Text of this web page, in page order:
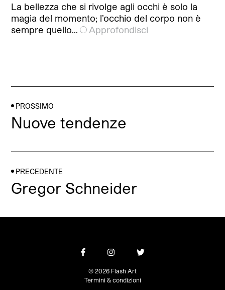
La bellezza che si rivolge agli occhi è solo la
magia del momento; l’occhio del corpo non è
sempre quello…
Approfondisci
PROSSIMO
Nuove tendenze
PRECEDENTE
Gregor Schneider
© 2026 Flash Art
Termini & condizioni